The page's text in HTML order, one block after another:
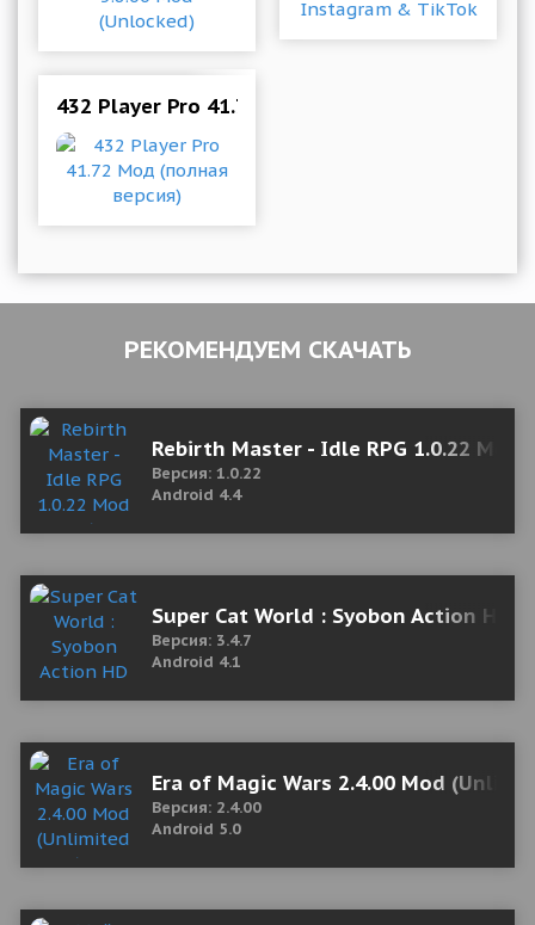
432 Player Pro 41.72 Мод (полная версия)
РЕКОМЕНДУЕМ СКАЧАТЬ
Rebirth Master - Idle RPG 1.0.22
Версия: 1.0.22
Android 4.4
Super Cat World : Syobon Action HD
Версия: 3.4.7
Android 4.1
Era of Magic Wars 2.4.00 Mod
Версия: 2.4.00
Android 5.0